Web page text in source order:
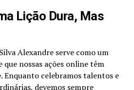
Lição Dura, Mas
Alexandre serve como um
nossas ações online têm
Enquanto celebramos talentos e
devemos sempre